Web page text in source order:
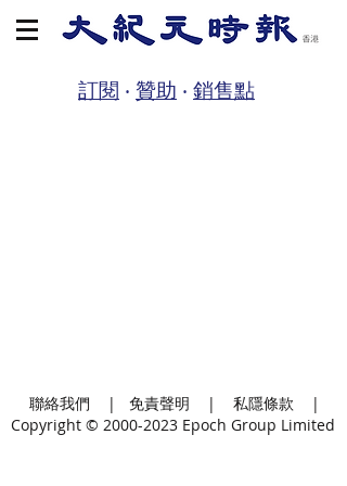
訂閱 ‧ 贊助 ‧ 銷售點
聯絡我們 | 免責聲明 | 私隱條款 |
Copyright © 2000-2023Epoch Group Limited